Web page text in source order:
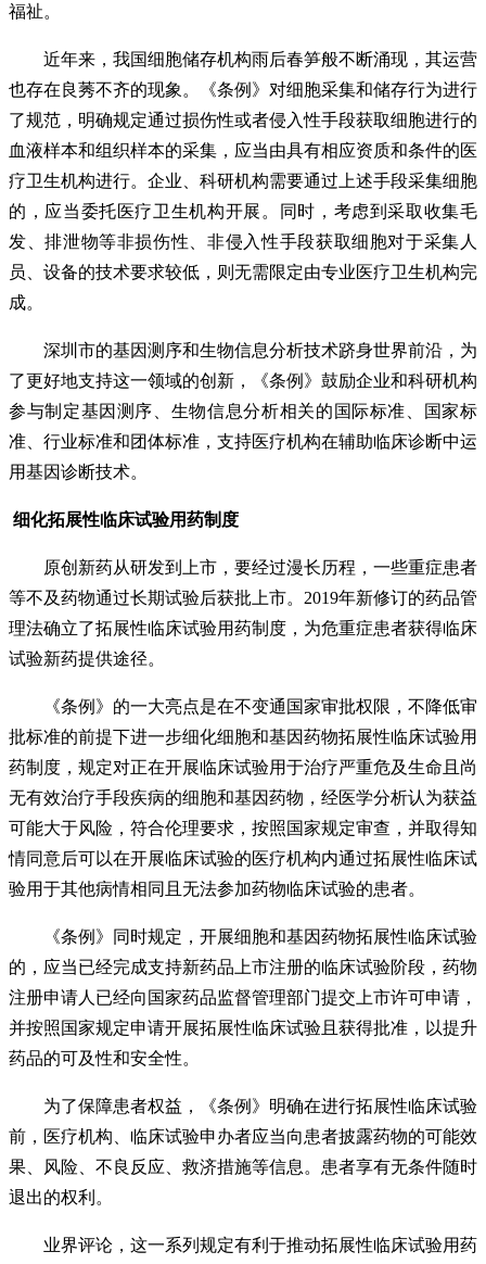
福祉。
近年来，我国细胞储存机构雨后春笋般不断涌现，其运营
也存在良莠不齐的现象。《条例》对细胞采集和储存行为进行
了规范，明确规定通过损伤性或者侵入性手段获取细胞进行的
血液样本和组织样本的采集，应当由具有相应资质和条件的医
疗卫生机构进行。企业、科研机构需要通过上述手段采集细胞
的，应当委托医疗卫生机构开展。同时，考虑到采取收集毛
发、排泄物等非损伤性、非侵入性手段获取细胞对于采集人
员、设备的技术要求较低，则无需限定由专业医疗卫生机构完
成。
深圳市的基因测序和生物信息分析技术跻身世界前沿，为
了更好地支持这一领域的创新，《条例》鼓励企业和科研机构
参与制定基因测序、生物信息分析相关的国际标准、国家标
准、行业标准和团体标准，支持医疗机构在辅助临床诊断中运
用基因诊断技术。
细化拓展性临床试验用药制度
原创新药从研发到上市，要经过漫长历程，一些重症患者
等不及药物通过长期试验后获批上市。2019年新修订的药品管
理法确立了拓展性临床试验用药制度，为危重症患者获得临床
试验新药提供途径。
《条例》的一大亮点是在不变通国家审批权限，不降低审
批标准的前提下进一步细化细胞和基因药物拓展性临床试验用
药制度，规定对正在开展临床试验用于治疗严重危及生命且尚
无有效治疗手段疾病的细胞和基因药物，经医学分析认为获益
可能大于风险，符合伦理要求，按照国家规定审查，并取得知
情同意后可以在开展临床试验的医疗机构内通过拓展性临床试
验用于其他病情相同且无法参加药物临床试验的患者。
《条例》同时规定，开展细胞和基因药物拓展性临床试验
的，应当已经完成支持新药品上市注册的临床试验阶段，药物
注册申请人已经向国家药品监督管理部门提交上市许可申请，
并按照国家规定申请开展拓展性临床试验且获得批准，以提升
药品的可及性和安全性。
为了保障患者权益，《条例》明确在进行拓展性临床试验
前，医疗机构、临床试验申办者应当向患者披露药物的可能效
果、风险、不良反应、救济措施等信息。患者享有无条件随时
退出的权利。
业界评论，这一系列规定有利于推动拓展性临床试验用药